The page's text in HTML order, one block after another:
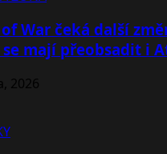
War čeká další
mají přeobsadit i
2026